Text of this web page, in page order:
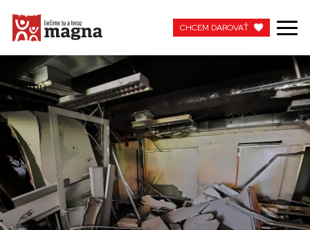
MOJA MAGNA
PRACUJTE S NAMI
CHCEM DAROVAŤ
Domů